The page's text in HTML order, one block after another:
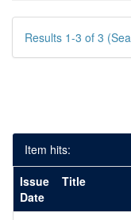
Results 1-3 of 3
Item hits:
Issue
Date
Title